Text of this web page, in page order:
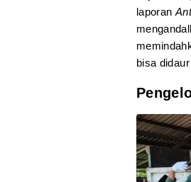
laporan
bisa